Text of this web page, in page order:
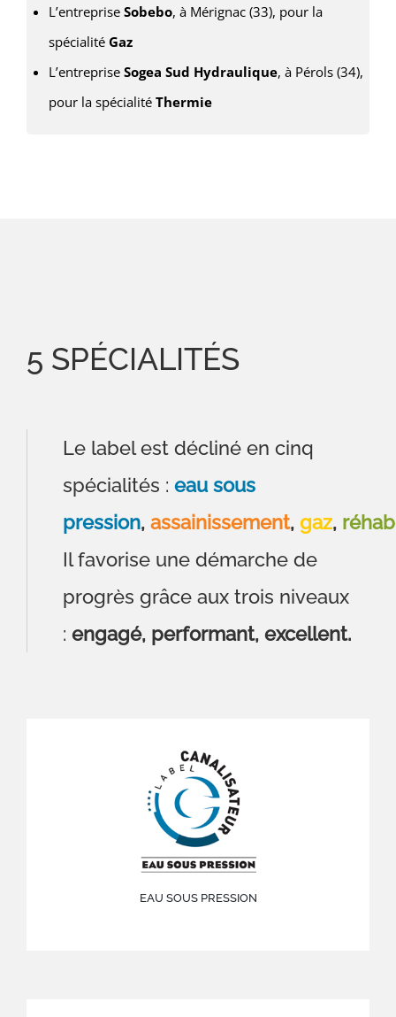
L’entreprise Sobebo, à Mérignac (33), pour la
spécialité Gaz
L’entreprise Sogea Sud Hydraulique, à Pérols (34),
pour la spécialité Thermie
5 SPÉCIALITÉS
Le label est décliné en cinq
spécialités : eau sous
pression, assainissement, gaz,
Il favorise une démarche de
progrès grâce aux trois niveaux
: engagé, performant, excellent.
EAU SOUS PRESSION